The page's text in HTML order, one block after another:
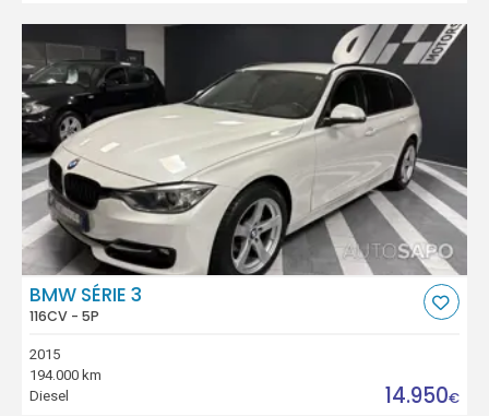
BMW SÉRIE 3
116CV - 5P
2015
194.000 km
Diesel
14.950€